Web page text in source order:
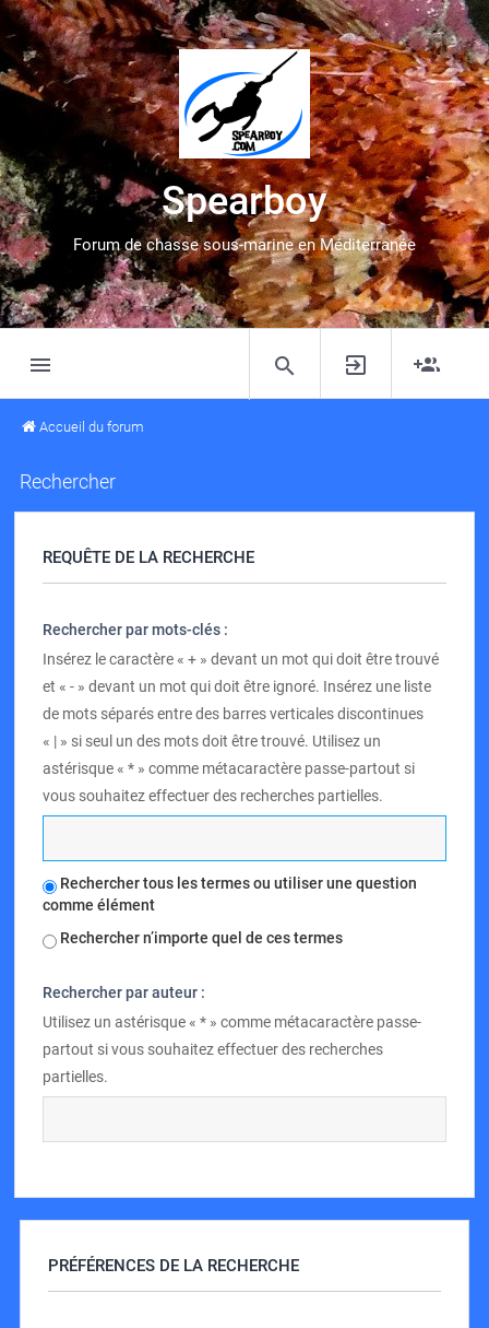
Spearboy
Forum de chasse sous-marine en Méditerranée
Accueil du forum
Rechercher
REQUÊTE DE LA RECHERCHE
Rechercher par mots-clés :
Insérez le caractère « + » devant un mot qui doit être trouvé
et « - » devant un mot qui doit être ignoré. Insérez une liste
de mots séparés entre des barres verticales discontinues
« | » si seul un des mots doit être trouvé. Utilisez un
astérisque « * » comme métacaractère passe-partout si
vous souhaitez effectuer des recherches partielles.
Rechercher tous les termes ou utiliser une question
comme élément
Rechercher n’importe quel de ces termes
Rechercher par auteur :
Utilisez un astérisque « * » comme métacaractère passe-
partout si vous souhaitez effectuer des recherches
partielles.
PRÉFÉRENCES DE LA RECHERCHE